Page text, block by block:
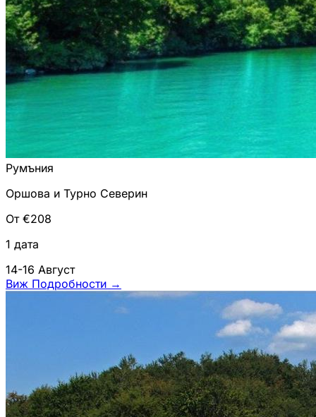
Румъния
Оршова и Турно Северин
От €208
1 дата
14-16 Август
Виж Подробности →